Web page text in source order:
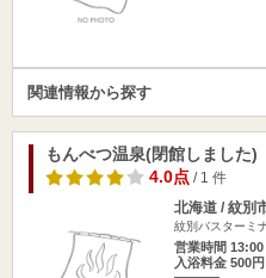
関連情報から探す
もんべつ温泉(閉館しました)
4.0点/ 1 件
北海道 / 紋別
紋別バスターミ
営業時間
入浴料金 500円